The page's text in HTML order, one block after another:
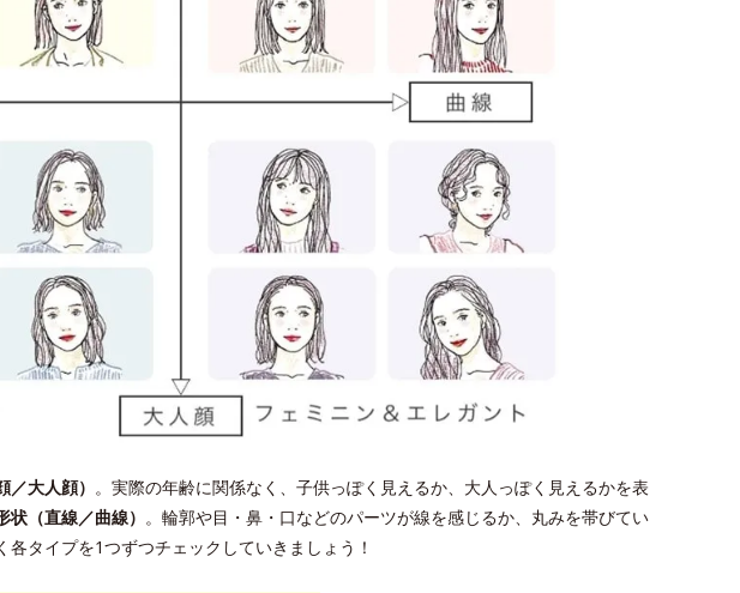
大人顔） 。実際の年齢に関係なく、子供っぽく見えるか、大人っぽく見えるかを表
（直線／曲線） 。輪郭や目・鼻・口などのパーツが線を感じるか、丸みを帯びてい
タイプを1つずつチェックしていきましょう！